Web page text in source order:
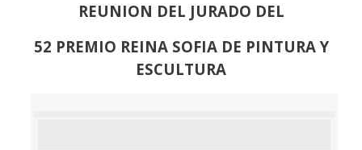
REUNION DEL JURADO DEL
52 PREMIO REINA SOFIA DE PINTURA Y
ESCULTURA